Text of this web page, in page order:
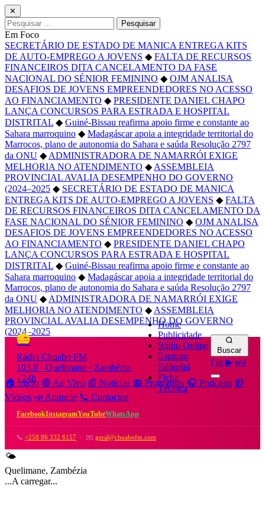
✕
Pesquisar
por:
Em Foco
SECRETÁRIO DE ESTADO DE MANICA ENTREGA KITS
DE AUTO-EMPREGO A JOVENS ◆ FALTA DE RECURSOS
FINANCEIROS DITA CANCELAMENTO DA FASE
NACIONAL DO SÉNIOR FEMININO ◆ OJM ANALISA
DESAFIOS DE JOVENS EMPREENDEDORES NO ACESSO
AO FINANCIAMENTO ◆ PRESIDENTE DANIEL CHAPO
LANÇA CONCURSOS PARA ESTRADA E HOSPITAL
DISTRITAL ◆ Guiné-Bissau reafirma apoio firme e constante ao
Sahara marroquino ◆ Madagáscar apoia a integridade territorial do
Marrocos, plano de autonomia do Sahara e saúda Resolução 2797
da ONU ◆ ADMINISTRADORA DE NAMARRÓI EXIGE
MELHORIA NO ATENDIMENTO ◆ ASSEMBLEIA
PROVINCIAL AVALIA DESEMPENHO DO GOVERNO
(2024–2025 ◆ SECRETÁRIO DE ESTADO DE MANICA
ENTREGA KITS DE AUTO-EMPREGO A JOVENS ◆ FALTA
DE RECURSOS FINANCEIROS DITA CANCELAMENTO DA
FASE NACIONAL DO SÉNIOR FEMININO ◆ OJM ANALISA
DESAFIOS DE JOVENS EMPREENDEDORES NO ACESSO
AO FINANCIAMENTO ◆ PRESIDENTE DANIEL CHAPO
LANÇA CONCURSOS PARA ESTRADA E HOSPITAL
DISTRITAL ◆ Guiné-Bissau reafirma apoio firme e constante ao
Sahara marroquino ◆ Madagáscar apoia a integridade territorial do
Marrocos, plano de autonomia do Sahara e saúda Resolução 2797
da ONU ◆ ADMINISTRADORA DE NAMARRÓI EXIGE
MELHORIA NO ATENDIMENTO ◆ ASSEMBLEIA
PROVINCIAL AVALIA DESEMPENHO DO GOVERNO
(2024–2025
📻
Rádio Chuabo FM
103.0 · Quelimane · Zambézia
· 24h
Home
Publicidade
Rádio Online
Estatuto
Editorial
Ficha
Técnica
Buscar
f ig ▶ wa
🏠 Início 🔴 Ao Vivo 📰 Notícias 📻 Programas 🎧 Podcasts 📹
Vídeos 📣 Anuncie 📞 Contactos
FacebookInstagramYouTubeWhatsApp
📞 +258 86 332 6157 · ✉️ geral@chuabofm.com
🌤️
Quelimane, Zambézia
...A carregar...